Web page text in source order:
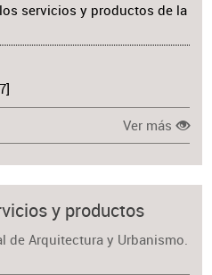
servicios y productos de la
Ver más
y productos
de Arquitectura y Urbanismo.